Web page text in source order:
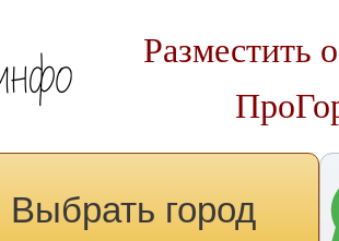
Разместить
Выбрать город